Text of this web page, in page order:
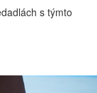
s týmto